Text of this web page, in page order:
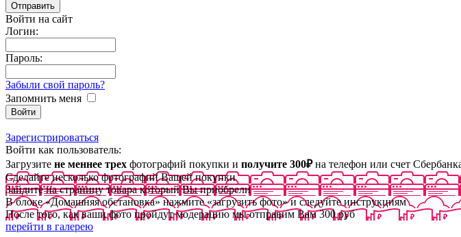
Войти на сайт
Логин:
Пароль:
Забыли свой пароль?
Запомнить меня
Зарегистрироваться
Войти как пользователь:
Загрузите не меннее трех фотографий покупки и получите 300₽на телефон или счет
Сделайте несколько фотографий Вашей покупки
Зайдите на страницу товара который Вы приобрели
В блоке «Домашняя обстановка» нажмите «загрузить фото» и следуйте инструкциям
После того, как ваши фото пройдут модерацию мы отправим Вам 300 руб
перейти в галерею